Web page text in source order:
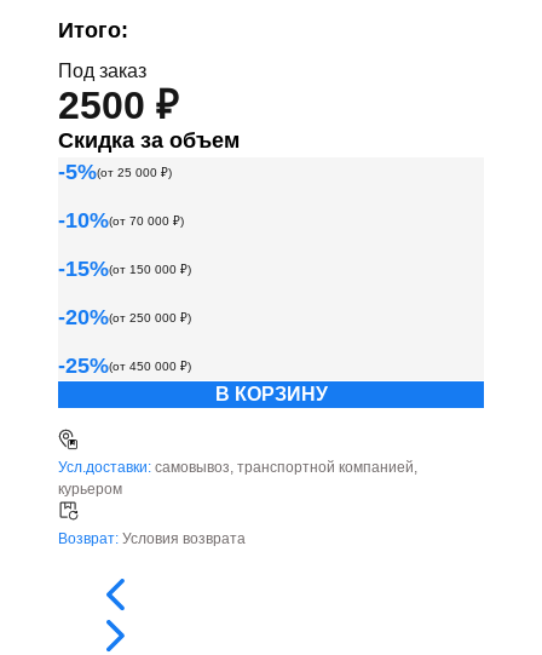
Итого:
Под заказ
2500 ₽
Скидка за объем
-5%(от 25 000 ₽)
-10%(от 70 000 ₽)
-15%(от 150 000 ₽)
-20%(от 250 000 ₽)
-25%(от 450 000 ₽)
В КОРЗИНУ
Усл.доставки: самовывоз, транспортной компанией,
курьером
Возврат: Условия возврата